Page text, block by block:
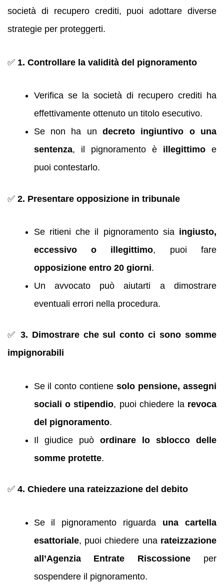
società di recupero crediti, puoi adottare diverse
strategie per proteggerti.
✅ 1. Controllare la validità del pignoramento
Verifica se la società di recupero crediti ha
effettivamente ottenuto un titolo esecutivo.
Se non ha un decreto ingiuntivo o una
sentenza, il pignoramento è illegittimoe
puoi contestarlo.
✅ 2. Presentare opposizione in tribunale
Se ritieni che il pignoramento sia ingiusto,
eccessivo o illegittimo, puoi fare
opposizione entro 20 giorni.
Un avvocato può aiutarti a dimostrare
eventuali errori nella procedura.
✅ 3. Dimostrare che sul conto ci sono somme
impignorabili
Se il conto contienesolo pensione, assegni
sociali o stipendio, puoi chiedere la revoca
del pignoramento.
Il giudice può ordinare lo sblocco delle
somme protette.
✅ 4. Chiedere una rateizzazione del debito
Se il pignoramento riguarda una cartella
esattoriale, puoi chiedere una rateizzazione
all’Agenzia Entrate Riscossione per
sospendere il pignoramento.